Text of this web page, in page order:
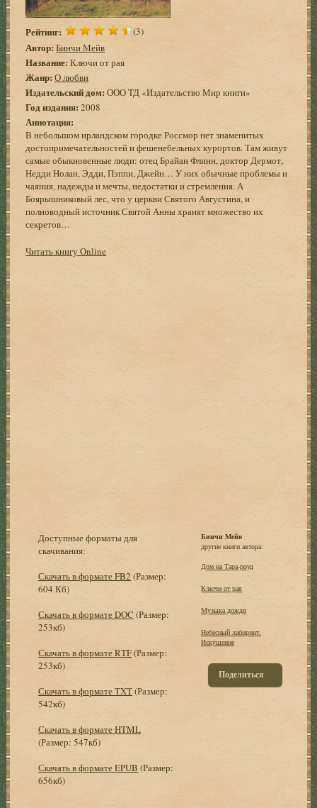
Рейтинг: (3)
Автор: Бинчи Мейв
Название: Ключи от рая
Жанр: О любви
Издательский дом: ООО ТД «Издательство Мир книги»
Год издания: 2008
Аннотация:
В небольшом ирландском городке Россмор нет знаменитых
достопримечательностей и фешенебельных курортов. Там живут
самые обыкновенные люди: отец Брайан Флинн, доктор Дермот,
Недди Нолан, Эдди, Пэппи, Джейн… У них обычные проблемы и
чаяния, надежды и мечты, недостатки и стремления. А
Боярышниковый лес, что у церкви Святого Августина, и
полноводный источник Святой Анны хранят множество их
секретов…
Читать книгу Online
Доступные форматы для
скачивания:
Скачать в формате FB2 (Размер:
604 Кб)
Скачать в формате DOC (Размер:
253кб)
Скачать в формате RTF(Размер:
253кб)
Скачать в формате TXT(Размер:
542кб)
Скачать в формате HTML
(Размер: 547кб)
Скачать в формате EPUB (Размер:
656кб)
Бинчи Мейв
другие книги автора:
Дом на Тара-роуд
Ключи от рая
Музыка дождя
Небесный лабиринт.
Искушение
Поделиться